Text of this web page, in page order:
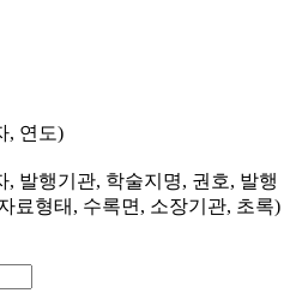
, 연도)
, 발행기관, 학술지명, 권호, 발행
료형태, 수록면, 소장기관, 초록)